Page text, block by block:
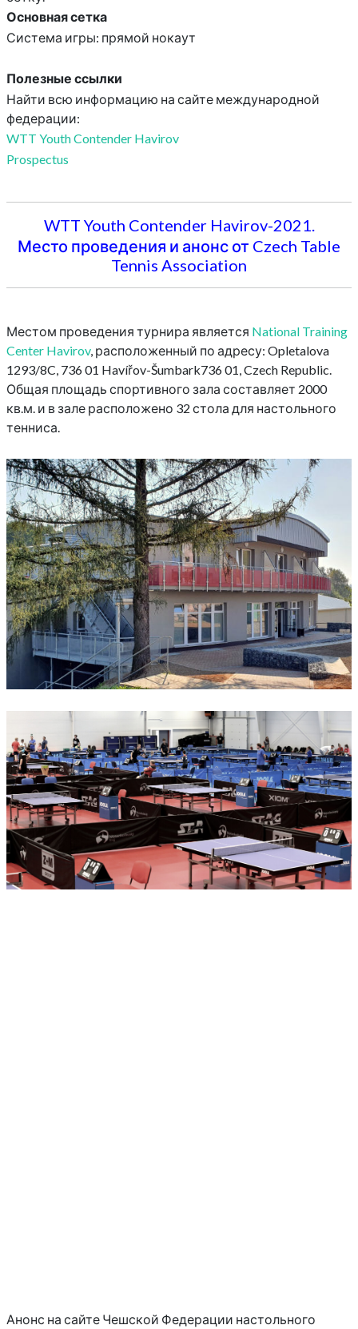
Основная сетка
Система игры: прямой нокаут
Полезные ссылки
Найти всю информацию на сайте международной
федерации:
WTT Youth Contender Havirov
Prospectus
WTT Youth Contender Havirov-2021.
Место проведения и анонс от Czech Table
Tennis Association
Местом проведения турнира является National Training
Center Havirov, расположенный по адресу: Opletalova
1293/8C, 736 01 Havířov-Šumbark736 01, Czech Republic.
Общая площадь спортивного зала составляет 2000
кв.м. и в зале расположено 32 стола для настольного
тенниса.
Анонс на сайте Чешской Федерации настольного